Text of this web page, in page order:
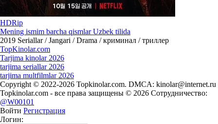
HDRip
Mening ismim barcha qismlar Uzbek tilida
2019 Seriallar / Jangari / Drama / криминал / триллер
TopKinolar.com
Tarjima kinolar 2026
tarjima seriallar 2026
tarjima multfilmlar 2026
Copyright © 2022-2026 Topkinolar.com. DMCA: kinolar@internet.ru
Topkinolar.com - все права защищены © 2026 Сотрудничество:
@W00101
Войти Регистрация
Логин: